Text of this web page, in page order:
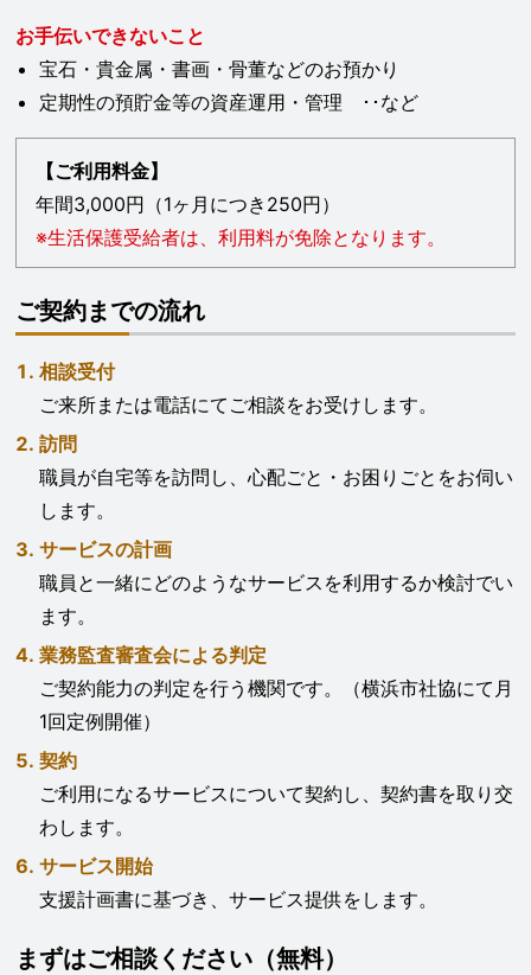
お手伝いできないこと
宝石・貴金属・書画・骨董などのお預かり
定期性の預貯金等の資産運用・管理 ･･など
【ご利用料金】
年間3,000円（1ヶ月につき250円）
※生活保護受給者は、利用料が免除となります。
ご契約までの流れ
相談受付
ご来所または電話にてご相談をお受けします。
訪問
職員が自宅等を訪問し、心配ごと・お困りごとをお伺い
します。
サービスの計画
職員と一緒にどのようなサービスを利用するか検討でい
ます。
業務監査審査会による判定
ご契約能力の判定を行う機関です。（横浜市社協にて月
1回定例開催）
契約
ご利用になるサービスについて契約し、契約書を取り交
わします。
サービス開始
支援計画書に基づき、サービス提供をします。
まずはご相談ください（無料）